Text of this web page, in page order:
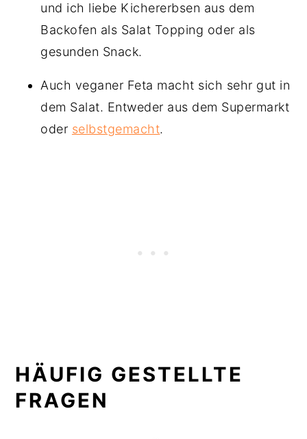
und ich liebe Kichererbsen aus dem
Backofen als Salat Topping oder als
gesunden Snack.
Auch veganer Feta macht sich sehr gut in
dem Salat. Entweder aus dem Supermarkt
oder selbstgemacht.
HÄUFIG GESTELLTE
FRAGEN